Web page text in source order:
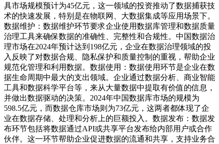
具市场规模预计为45亿元，这一领域的投资推动了数据捕获技
术的快速发展，特别是在物联网、大数据集成等应用场景下。
数据维护：数据维护环节要求企业使用数据库管理和数据质量
治理工具来确保数据的准确性、完整性和合规性。中国数据治
理市场在2024年预计达到198亿元，企业在数据治理领域的投
入反映了对数据合规、隐私保护和质量控制的重视，帮助企业
规范化管理和利用数据。数据使用：数据使用环节是企业在数
据生命周期中最大的支出领域。企业通过数据分析、商业智能
工具和数据科学平台等，来从大量数据中提取有价值的信息，
并做出数据驱动的决策。2024年中国数据库市场的规模为
598.5亿元，而数据仓库市场则为73亿元，这两者都体现了企
业在数据存储、处理和分析上的巨额投入。数据发布：数据发
布环节包括将数据通过API或共享平台发布给内部用户或合作
伙伴。这一环节帮助企业促进数据的流通和共享，支持业务合